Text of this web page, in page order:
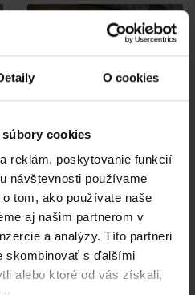
O cookies
cookies
reklám, poskytovanie funkcií
návštevnosti používame
tom, ako používate naše
aj našim partnerom v
a analýzy. Títo partneri
skombinovať s ďalšími
alebo ktoré od vás získali,
Liptovský Mikuláš
a piť